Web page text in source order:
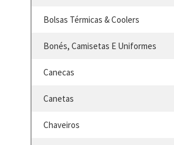
Bolsas Térmicas & Coolers
Bonés, Camisetas E Uniformes
Canecas
Canetas
Chaveiros